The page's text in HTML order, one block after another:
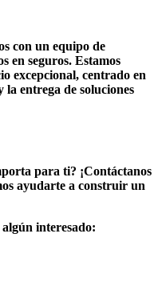
con un equipo de
en seguros. Estamos
excepcional, centrado en
la entrega de soluciones
para ti? ¡Contáctanos
ayudarte a construir un
interesado: